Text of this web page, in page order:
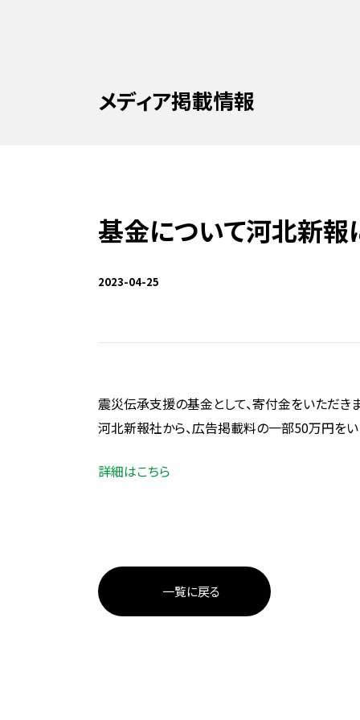
メディア掲載情報
基金について河北新報
2023-04-25
震災伝承支援の基金として、寄付金をいただき
河北新報社から、広告掲載料の一部50万円をい
詳細はこちら
一覧に戻る